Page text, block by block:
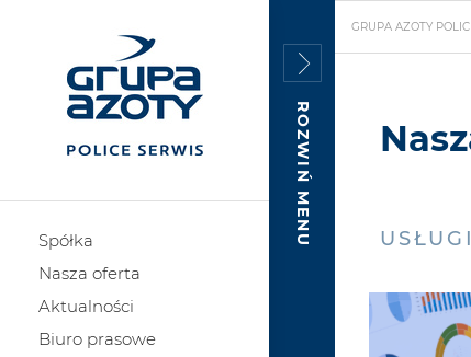
Spółka
Nasza oferta
Aktualności
Biuro prasowe
ROZWIŃ MENU
GRUPA AZOTY
USŁUGI